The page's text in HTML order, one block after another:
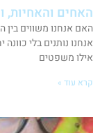
האחים והאחיות,
האם אנחנו משווים
אנחנו נותנים בלי
אילו משפטים
קרא עוד »